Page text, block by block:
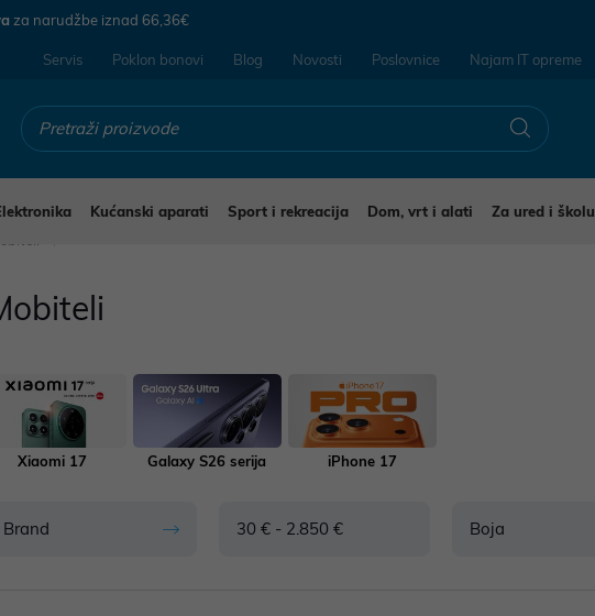
za narudžbe iznad 66,36€
Servis Poklon bonovi Blog Novosti Poslovnice Najam IT opreme
Kućanski aparati Sport i rekreacija Dom, vrt i alati Za ured i školu
Xiaomi 17 Galaxy S26 serija iPhone 17
Brand 30 € - 2.850 € Boja